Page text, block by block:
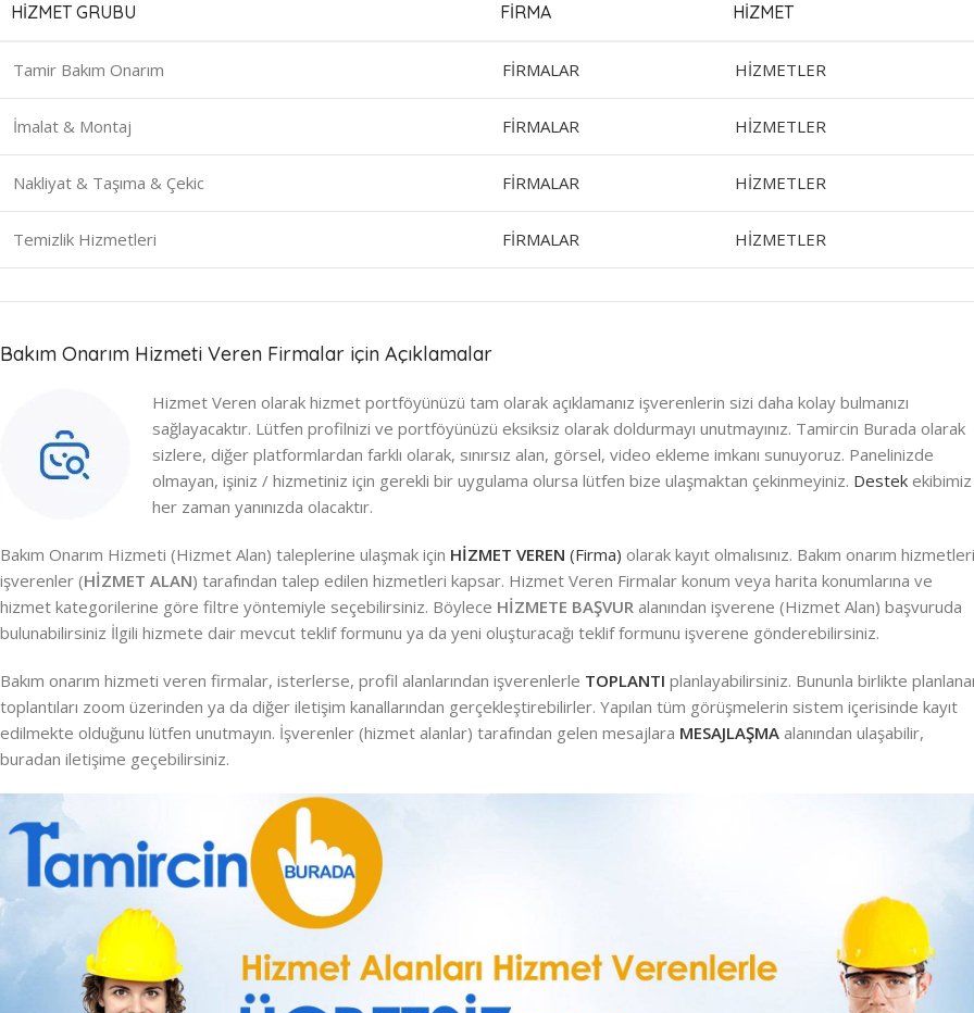
HIZMET GRUBU FIRMA HIZMET
Tamir Bakım Onarım FİRMALAR HİZMETLER
İmalat & Montaj FİRMALAR HİZMETLER
Nakliyat & Taşıma & Çekic FİRMALAR HİZMETLER
Temizlik Hizmetleri FİRMALAR HİZMETLER
Bakım Onarım Hizmeti Veren Firmalar için Açıklamalar
Hizmet Veren olarak hizmet portföyünüzü tam olarak açıklamanız işverenlerin sizi daha kolay bulmanızı
sağlayacaktır. Lütfen profilnizi ve portföyünüzü eksiksiz olarak doldurmayı unutmayınız. Tamircin Burada olarak
sizlere, diğer platformlardan farklı olarak, sınırsız alan, görsel, video ekleme imkanı sunuyoruz. Panelinizde
olmayan, işiniz / hizmetiniz için gerekli bir uygulama olursa lütfen bize ulaşmaktan çekinmeyiniz. Destek ekibimiz
her zaman yanınızda olacaktır.
Bakım Onarım Hizmeti (Hizmet Alan) taleplerine ulaşmak için HİZMET VEREN (Firma) olarak kayıt olmalısınız. Bakım onarım hizmetleri
işverenler (HİZMET ALAN) tarafından talep edilen hizmetleri kapsar. Hizmet Veren Firmalar konum veya harita konumlarına ve
hizmet kategorilerine göre filtre yöntemiyle seçebilirsiniz. Böylece HİZMETE BAŞVUR alanından işverene (Hizmet Alan) başvuruda
bulunabilirsiniz İlgili hizmete dair mevcut teklif formunu ya da yeni oluşturacağı teklif formunu işverene gönderebilirsiniz.
Bakım onarım hizmeti veren firmalar, isterlerse, profil alanlarından işverenlerle TOPLANTI planlayabilirsiniz. Bununla birlikte
toplantıları zoom üzerinden ya da diğer iletişim kanallarından gerçekleştirebilirler. Yapılan tüm görüşmelerin sistem içerisinde kayıt
edilmekte olduğunu lütfen unutmayın. İşverenler (hizmet alanlar) tarafından gelen mesajlara MESAJLAŞMA alanından ulaşabilir,
buradan iletişime geçebilirsiniz.